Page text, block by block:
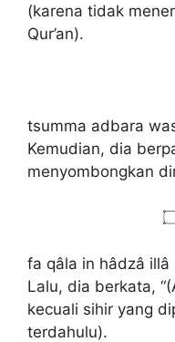
(karena tidak
Qur’an).
tsumma adbara
Kemudian, dia
menyombongkan
fa qâla in hâdzâ illâ
Lalu, dia berkata,
kecuali sihir yang
terdahulu).